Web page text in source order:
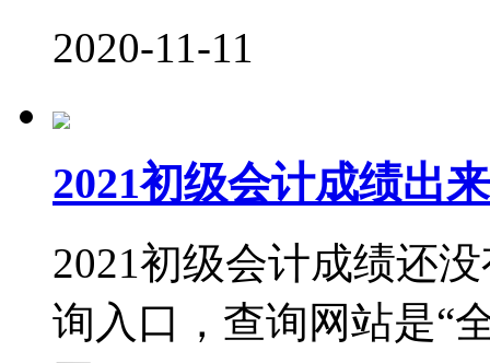
2020-11-11
2021初级会计成绩出
2021初级会计成绩还
询入口，查询网站是“